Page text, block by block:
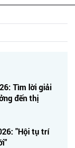
Tìm lời giải
đến thị
"Hội tụ trí